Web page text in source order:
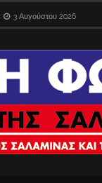
3 Αυγούστου 2026